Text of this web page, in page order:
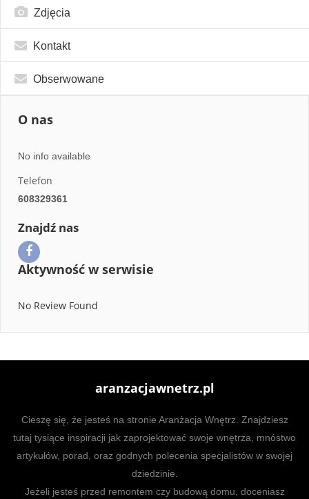
Zdjęcia
Kontakt
Obserwowane
O nas
No info available
Telefon
608329361
Znajdź nas
Aktywność w serwisie
No Review Found
aranzacjawnetrz.pl
Cieszę się, że jesteś na stronie Aranżacja Wnętrz. Znajdziesz
tutaj tysiące inspiracji jak zaprojektować swoje wnętrza, mnóstwo
artykułów, porad, oraz godnych polecenia specjalistów w swojej
dziedzinie.
Jeżeli jesteś przed remontem czy budową domu, doceniasz